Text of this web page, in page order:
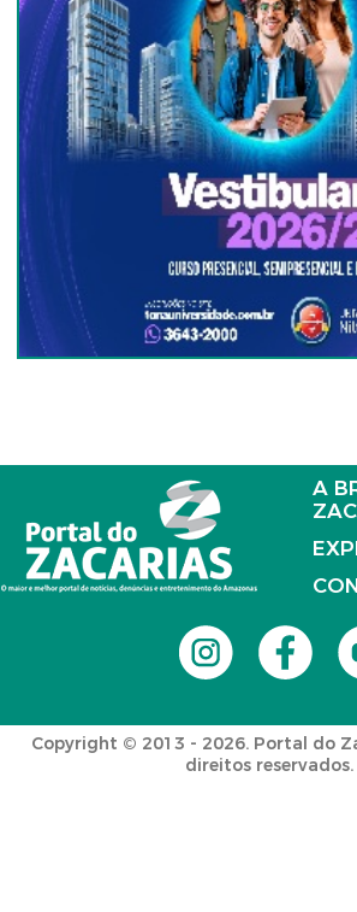
A
Copyright © 2013 - 2026. Portal do
direitos reservados.